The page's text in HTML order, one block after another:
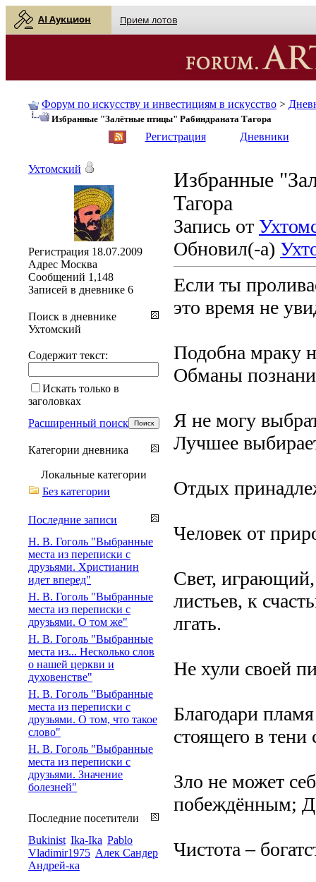
AI Аукцион Прием лотов
Форум по искусству и инвестициям в искусство >
Избранные "Залётные птицы" Рабиндраната Тагора
Регистрация Дневники
Избранные
Тагора
Запись от
Обновил(-а)
Если ты
это время не
Подобна мраку
Обманы
Я не могу
Лучшее
Отдых
Человек от
Свет,
листьев, к
лгать.
Не хули своей
Благодари
стоящего в тени
Зло не может
побеждённым;
Чистота –
Ухтомский
Регистрация 18.07.2009
Адрес Москва
Сообщений 1,148
Записей в дневнике 6
Поиск в дневнике
Ухтомский
Содержит текст:
Искать только в
заголовках
Расширенный поиск
Категории дневника
Локальные категории
Без категории
Последние записи
Н. В. Гоголь "Выбранные
места из переписки с
друзьями. Христианин
идет вперед"
Н. В. Гоголь "Выбранные
места из переписки с
друзьями. О том же"
Н. В. Гоголь "Выбранные
места из... Несколько слов
о нашей церкви и
духовенстве"
Н. В. Гоголь "Выбранные
места из переписки с
друзьями. О том, что такое
слово"
Н. В. Гоголь "Выбранные
места из переписки с
друзьями. Значение
болезней"
Последние посетители
Bukinist Ika-Ika Pablo
Vladimir1975 Алек Сандер
Андрей-ка